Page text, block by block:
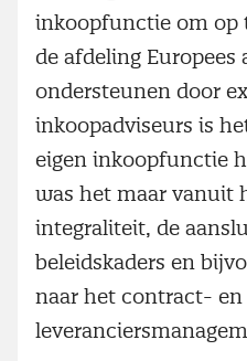
inkoopfunctie om op
de afdeling Europees
ondersteunen door
inkoopadviseurs is
eigen inkoopfunctie
was het maar vanuit
integraliteit, de
beleidskaders en
naar het contract- en